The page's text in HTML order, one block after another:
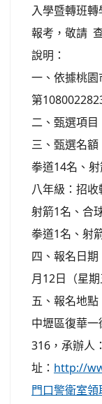
入學暨轉班
報考，敬請
說明：
一、依據桃
第
二、甄選項目
三、甄選名
拳道14名、
八年級：招收
射箭1名、合
拳道1名、射
四、報名日
月12日（星
五、報名地
中壢區復華
316，承辦人
址： http://
門口警衛室領